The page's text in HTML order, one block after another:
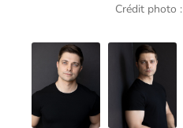
Crédit photo :